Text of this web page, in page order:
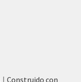
Construido con